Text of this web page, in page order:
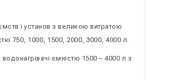
і установ з великою витратою
750, 1000, 1500, 2000, 3000, 4000 л.
ємністю 1500 – 4000 л з